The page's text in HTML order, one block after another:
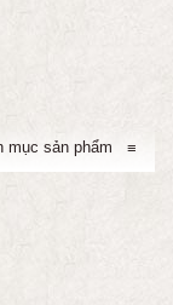
mục sản phẩm ≡